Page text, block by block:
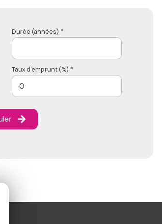
Durée (années) *
Taux d'emprunt (%) *